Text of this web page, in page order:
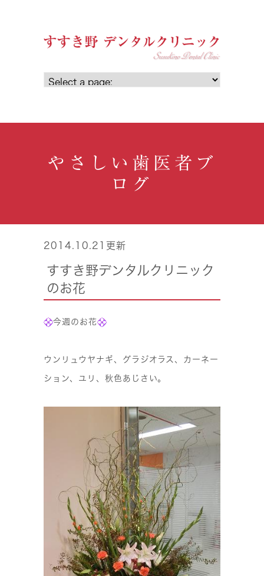
やさしい歯医者ブ
ログ
2014.10.21更新
すすき野デンタルクリニック
のお花
今週のお花
ウンリュウヤナギ、グラジオラス、カーネー
ション、ユリ、秋色あじさい。